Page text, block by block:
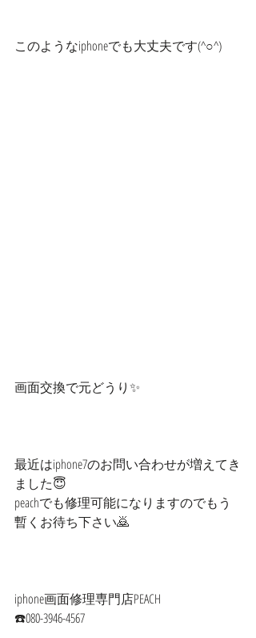
このようなiphoneでも大丈夫です(^○^)
画面交換で元どうり✨
最近はiphone7のお問い合わせが増えてき
ました😇
peachでも修理可能になりますのでもう
暫くお待ち下さい🙇
iphone画面修理専門店PEACH
☎️080-3946-4567